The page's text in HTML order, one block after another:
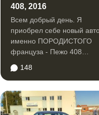
408, 2016
Всем добрый день. Я
приобрел себе новый
именно ПОРОДИСТОГО
француза - Пежо 408
комплектация стайл...
148